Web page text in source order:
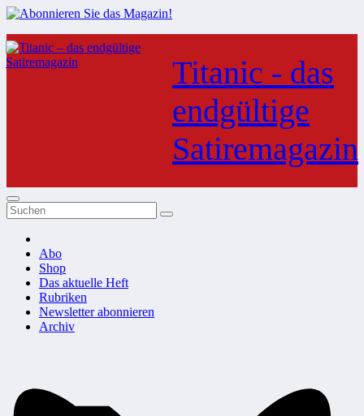
Zum
Inhalt
springen
Titanic - das
endgültige
Satiremagazin
Abo
Shop
Das aktuelle Heft
Rubriken
Newsletter abonnieren
Archiv